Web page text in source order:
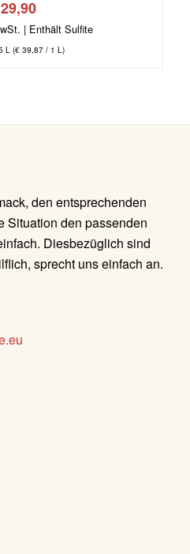
L (€ 39,87 / 1 L)
den entsprechenden
Situation den passenden
Diesbezüglich sind
sprecht uns einfach an.